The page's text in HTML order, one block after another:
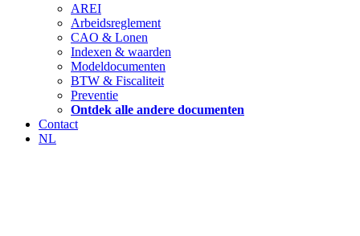
AREI
Arbeidsreglement
CAO & Lonen
Indexen & waarden
Modeldocumenten
BTW & Fiscaliteit
Preventie
Ontdek alle andere documenten
Contact
NL